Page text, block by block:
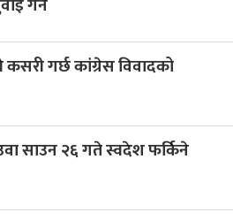
गर्ने
गर्छ कांग्रेस विवादको
साउन २६ गते स्वदेश फर्किने